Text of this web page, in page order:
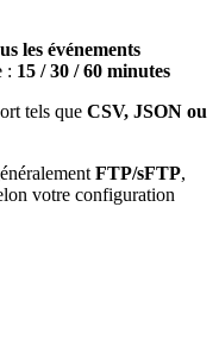
les événements
: 15 / 30 / 60 minutes
tels que CSV, JSON ou
FTP/sFTP,
votre configuration